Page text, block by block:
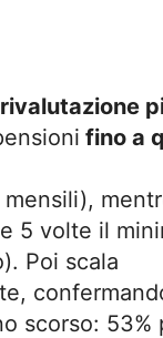
fino a
5 volte il
Poi scala
scorso: 53%